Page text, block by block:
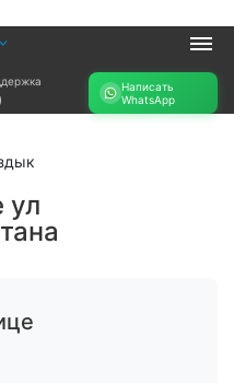
Написать
WhatsApp
в офис
к
ул